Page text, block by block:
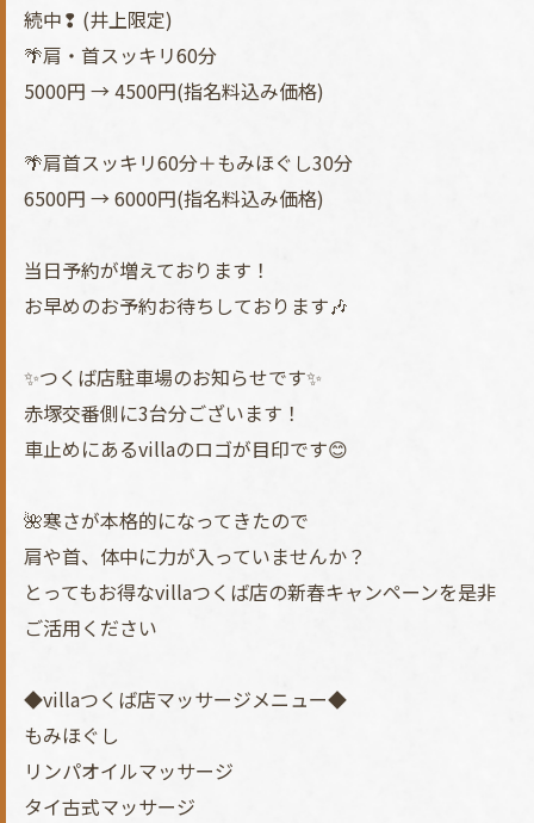
続中❢ (井上限定)
🌴肩・首スッキリ60分
5000円 → 4500円(指名料込み価格)
🌴肩首スッキリ60分＋もみほぐし30分
6500円 → 6000円(指名料込み価格)
当日予約が増えております！
お早めのお予約お待ちしております🎶
✨つくば店駐車場のお知らせです✨
赤塚交番側に3台分ございます！
車止めにあるvillaのロゴが目印です😊
🌺寒さが本格的になってきたので
肩や首、体中に力が入っていませんか？
とってもお得なvillaつくば店の新春キャンペーンを是非
ご活用ください
◆villaつくば店マッサージメニュー◆
もみほぐし
リンパオイルマッサージ
タイ古式マッサージ